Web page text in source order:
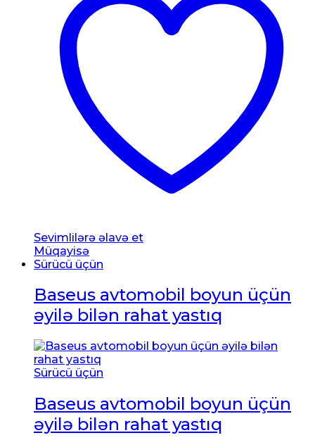
Sevimlilərə əlavə et
Müqayisə
Sürücü üçün
Baseus avtomobil boyun üçün
əyilə bilən rahat yastıq
Sürücü üçün
Baseus avtomobil boyun üçün
əyilə bilən rahat yastıq